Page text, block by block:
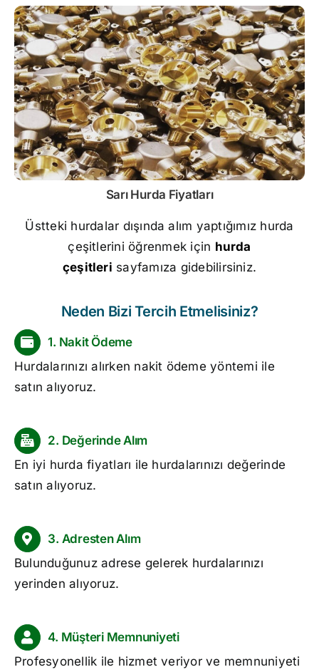
Sarı Hurda Fiyatları
Üstteki hurdalar dışında alım yaptığımız hurda
çeşitlerini öğrenmek için hurda
çeşitleri sayfamıza gidebilirsiniz.
Neden Bizi Tercih Etmelisiniz?
1. Nakit Ödeme
Hurdalarınızı alırken nakit ödeme yöntemi ile
satın alıyoruz.
2. Değerinde Alım
En iyi hurda fiyatları ile hurdalarınızı değerinde
satın alıyoruz.
3. Adresten Alım
Bulunduğunuz adrese gelerek hurdalarınızı
yerinden alıyoruz.
4. Müşteri Memnuniyeti
Profesyonellik ile hizmet veriyor ve memnuniyeti